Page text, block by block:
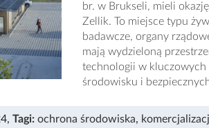
br. w Brukseli, mieli
Zellik. To miejsce typu
badawcze, organy
mają wydzieloną
technologii w kluczowych
środowisku i
, Tagi: ochrona środowiska,